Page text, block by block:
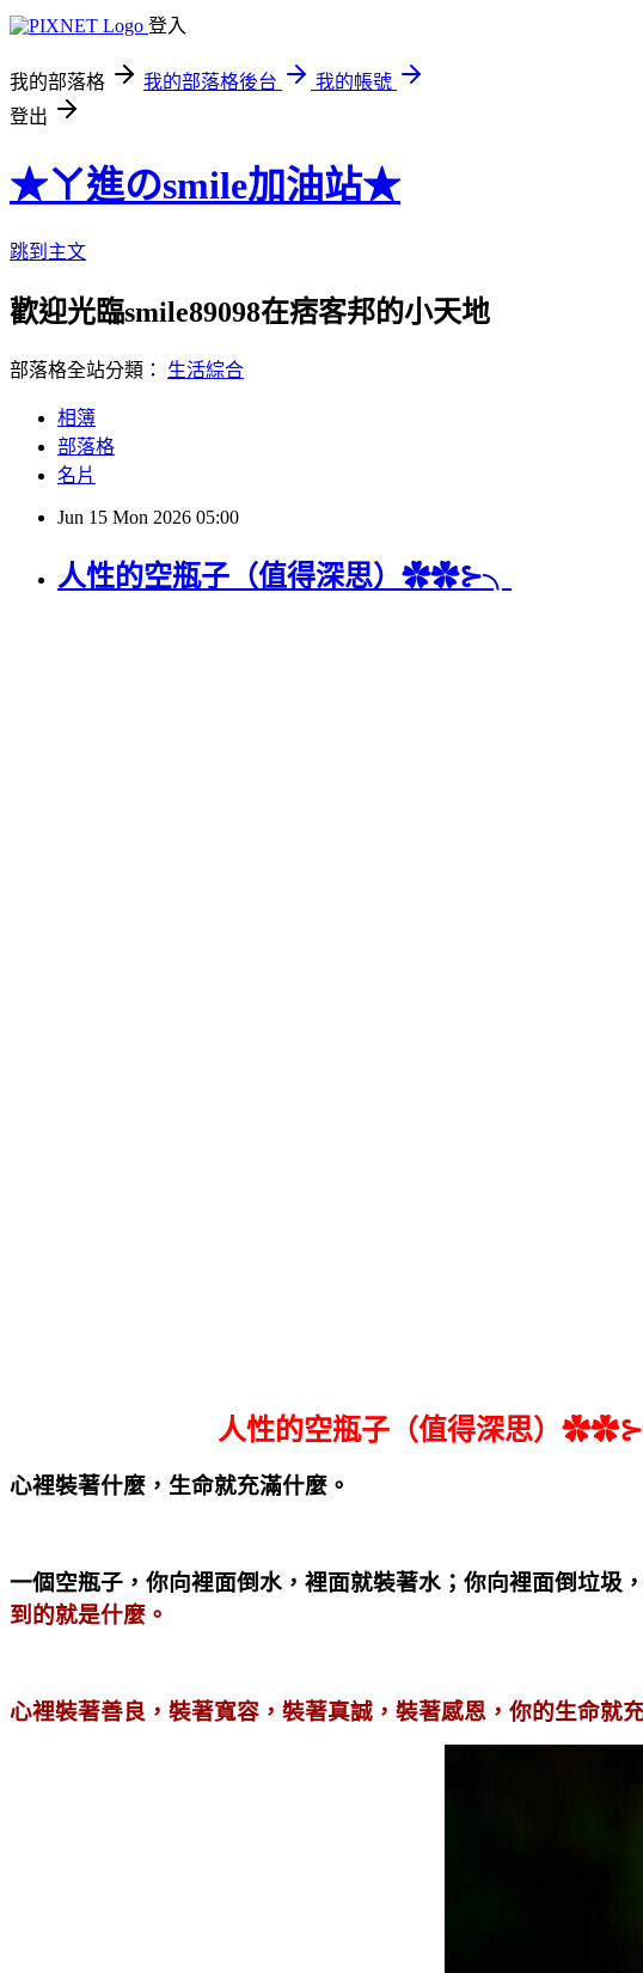
登入
我的部落格 我的部落格後台
我的帳號
登出
★ㄚ進のsmile加油站★
跳到主文
歡迎光臨smile89098在痞客邦的小天地
部落格全站分類： 生活綜合
相簿
部落格
名片
Jun 15 Mon 2026 05:00
人性的空瓶子（值得深思）✿✿⊱╮
人性的空瓶子（值得深思） ✿✿⊱
心裡裝著什麼，生命就充滿什麼。
一個空瓶子，你向裡面倒水，裡面就裝著水；你向裡面倒垃圾
到的就是什麼。
心裡裝著善良，裝著寬容，裝著真誠，裝著感恩，你的生命就